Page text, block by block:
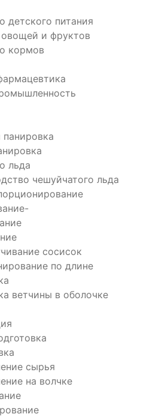
детского питания
и фруктов
кормов
льда
чешуйчатого льда
сосисок
по длине
ветчины в оболочке
сырья
на волчке